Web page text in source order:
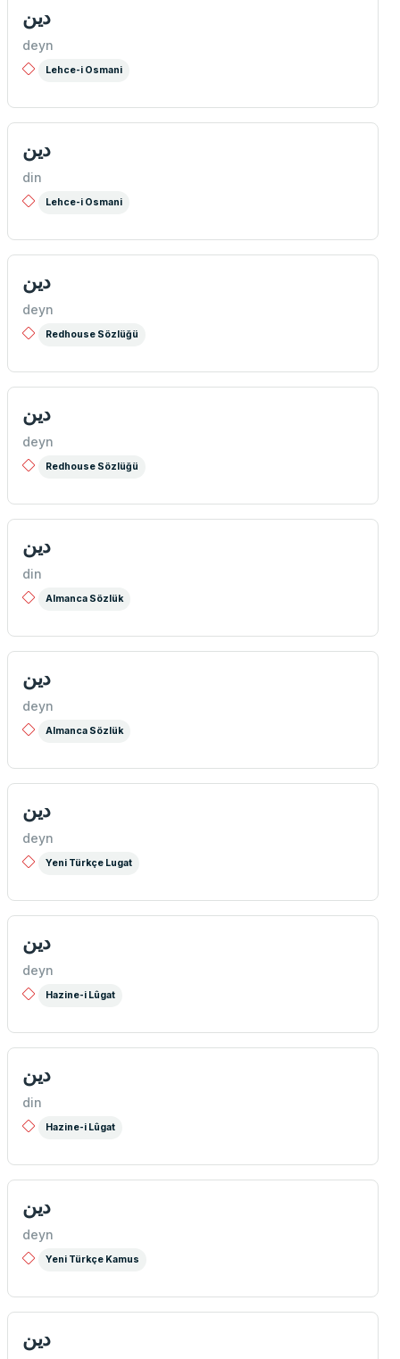
دين
deyn
Lehce-i Osmani
دين
din
Lehce-i Osmani
دین
deyn
Redhouse Sözlüğü
دین
deyn
Redhouse Sözlüğü
دين
din
Almanca Sözlük
دين
deyn
Almanca Sözlük
دین
deyn
Yeni Türkçe Lugat
دين
deyn
Hazine-i Lûgat
دين
din
Hazine-i Lûgat
دين
deyn
Yeni Türkçe Kamus
دين